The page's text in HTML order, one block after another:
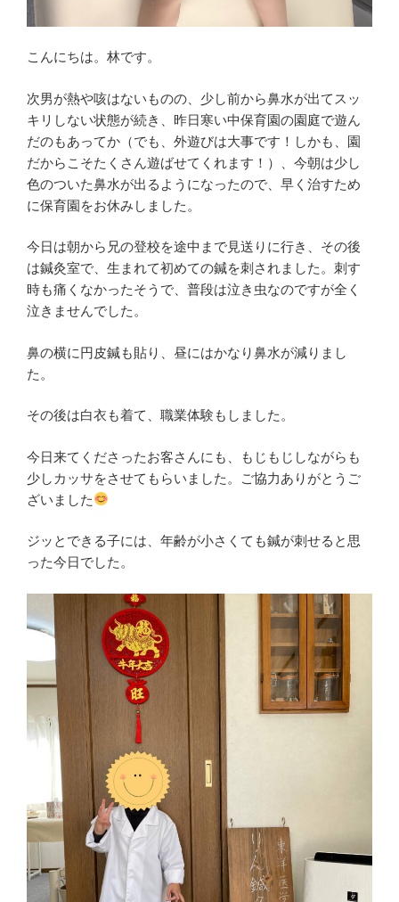
こんにちは。林です。
次男が熱や咳はないものの、少し前から鼻水が出てスッ
キリしない状態が続き、昨日寒い中保育園の園庭で遊ん
だのもあってか（でも、外遊びは大事です！しかも、園
だからこそたくさん遊ばせてくれます！）、今朝は少し
色のついた鼻水が出るようになったので、早く治すため
に保育園をお休みしました。
今日は朝から兄の登校を途中まで見送りに行き、その後
は鍼灸室で、生まれて初めての鍼を刺されました。刺す
時も痛くなかったそうで、普段は泣き虫なのですが全く
泣きませんでした。
鼻の横に円皮鍼も貼り、昼にはかなり鼻水が減りまし
た。
その後は白衣も着て、職業体験もしました。
今日来てくださったお客さんにも、もじもじしながらも
少しカッサをさせてもらいました。ご協力ありがとうご
ざいました
ジッとできる子には、年齢が小さくても鍼が刺せると思
った今日でした。